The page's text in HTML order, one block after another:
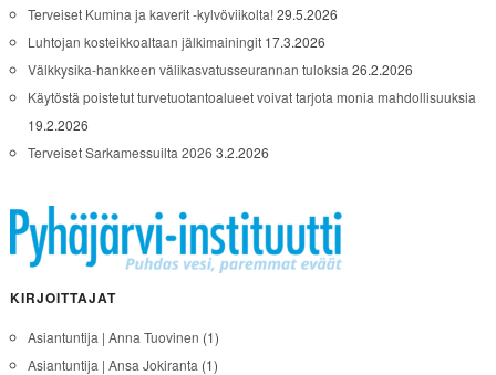
Terveiset Kumina ja kaverit -kylvöviikolta!29.5.2026
Luhtojan kosteikkoaltaan jälkimainingit 17.3.2026
Välkkysika-hankkeen välikasvatusseurannan tuloksia 26.2.2026
Käytöstä poistetut turvetuotantoalueet voivat tarjota monia mahdollisuuksia
19.2.2026
Terveiset Sarkamessuilta 2026 3.2.2026
KIRJOITTAJAT
Asiantuntija | Anna Tuovinen (1)
Asiantuntija | Ansa Jokiranta (1)